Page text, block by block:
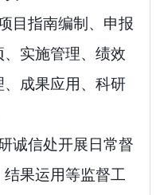
目指南编制、申报
实施管理、绩效
、成果应用、科研
诚信处开展日常督
果运用等监督工